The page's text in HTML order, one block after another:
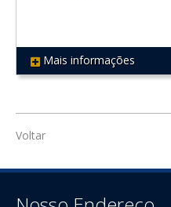
REF 212
Mais informações
Voltar